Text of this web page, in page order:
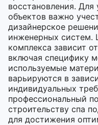
восстановления.
объектов важно
дизайнерское
инженерных систем.
комплекса зависит
включая специфику
используемые
варьируются в
индивидуальных
профессиональный
строительству спа
для достижения